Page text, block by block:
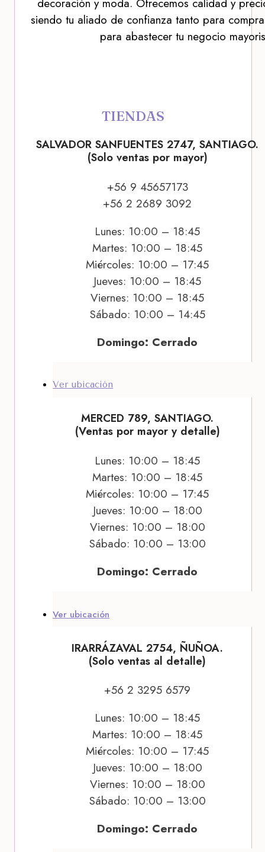
decoración y moda. Ofrecemos calidad y
siendo tu aliado de confianza tanto para
para abastecer tu negocio
TIENDAS
SALVADOR SANFUENTES 2747, SANTIAGO.
(Solo ventas por mayor)
+56 9 45657173
+56 2 2689 3092
Lunes: 10:00 – 18:45
Martes: 10:00 – 18:45
Miércoles: 10:00 – 17:45
Jueves: 10:00 – 18:45
Viernes: 10:00 – 18:45
Sábado: 10:00 – 14:45
Domingo: Cerrado
Ver ubicación
MERCED 789, SANTIAGO.
(Ventas por mayor y detalle)
Lunes: 10:00 – 18:45
Martes: 10:00 – 18:45
Miércoles: 10:00 – 17:45
Jueves: 10:00 – 18:00
Viernes: 10:00 – 18:00
Sábado: 10:00 – 13:00
Domingo: Cerrado
Ver ubicación
IRARRÁZAVAL 2754, ÑUÑOA.
(Solo ventas al detalle)
+56 2 3295 6579
Lunes: 10:00 – 18:45
Martes: 10:00 – 18:45
Miércoles: 10:00 – 17:45
Jueves: 10:00 – 18:00
Viernes: 10:00 – 18:00
Sábado: 10:00 – 13:00
Domingo: Cerrado